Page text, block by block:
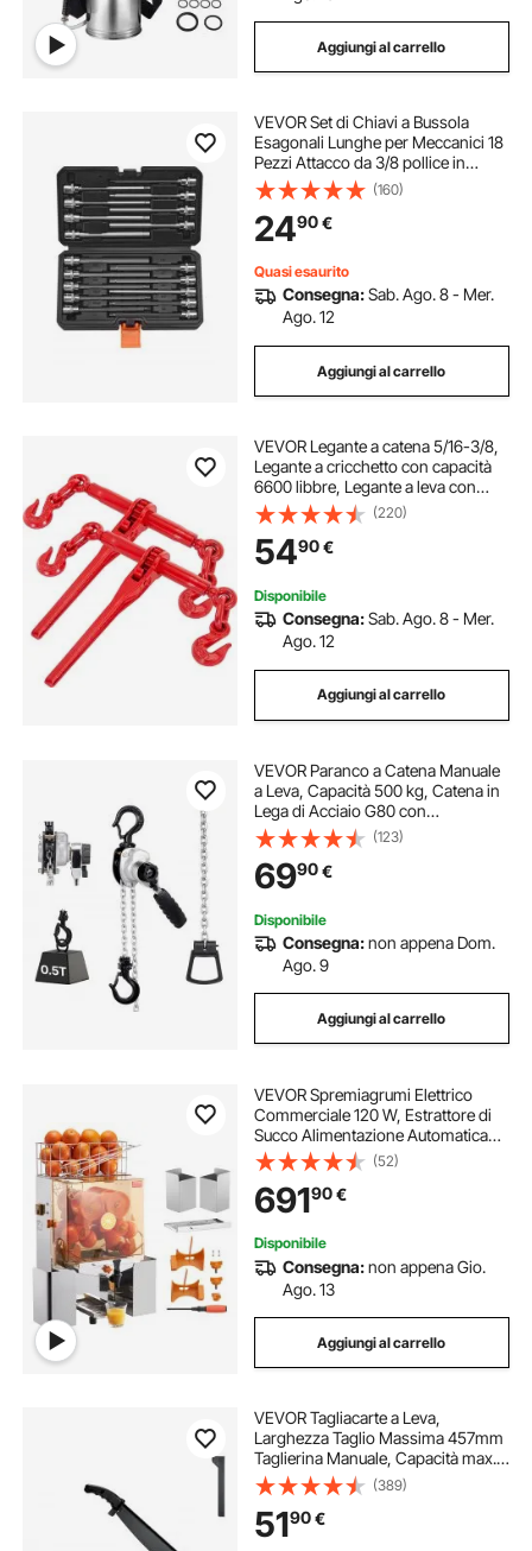
Aggiungi al carrello
VEVOR Set di Chiavi a Bussola
Esagonali Lunghe per Meccanici 18
Pezzi Attacco da 3/8 pollice in
Acciaio Legato S2 Acciaio Cr-V,
Standard SAE e Metrico da 1/8
pollice a 3/8 di pollice, 3-12 mm
(160)
2490€
Quasi esaurito
Consegna:Sab. Ago. 8 - Mer.
Ago. 12
Aggiungi al carrello
VEVOR Legante a catena 5/16-3/8,
Legante a cricchetto con capacità
6600 libbre, Legante a leva con
cricchetto ganci G70, Lunghezza
regolabile, Legante a catena a
cricchetto trainare, Rosso
(220)
5490€
Disponibile
Consegna:Sab. Ago. 8 - Mer.
Ago. 12
Aggiungi al carrello
VEVOR Paranco a Catena Manuale
a Leva, Capacità 500 kg, Catena in
Lega di Acciaio G80 con
Sollevamento di 6 m e Freno
Meccanico a Doppio Nottolino,
Ganci Rotanti, per Magazzino
Garage
(123)
6990€
Disponibile
Consegna:non appena Dom.
Ago. 9
Aggiungi al carrello
VEVOR Spremiagrumi Elettrico
Commerciale 120 W, Estrattore di
Succo Alimentazione Automatica
con Filtro Estraibile e Secchio
Rubinetto Incluso per Pompelmo
Arancia da Ristorante Caffetteria
Bar Feste
(52)
69190€
Disponibile
Consegna:non appena Gio.
Ago. 13
Aggiungi al carrello
VEVOR Tagliacarte a Leva,
Larghezza Taglio Massima 457mm
Taglierina Manuale, Capacità max.
20 Fogli, Binario Protezione/Blocco
Lama per Cartone, Tagliacarte
Manuale a Leva Uso Domestico
Commerciale
(389)
5190€